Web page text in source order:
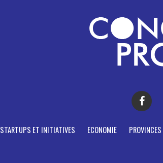
STARTUPS ET INITIATIVES ECONOMIE PROVINCES